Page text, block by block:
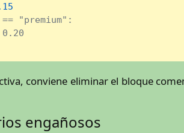
"premium":
conviene eliminar el bloque
engañosos